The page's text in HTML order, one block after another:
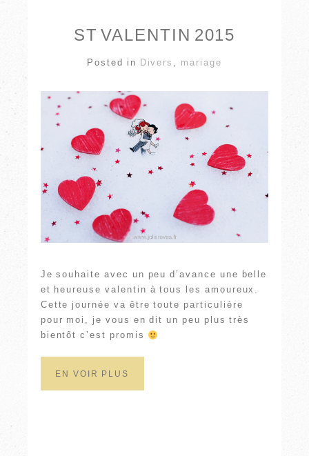
ST VALENTIN 2015
Posted in Divers mariage
Je souhaite avec un peu d’avance une belle
et heureuse valentin à tous les amoureux.
Cette journée va être toute particulière
pour moi, je vous en dit un peu plus très
bientôt c’est promis
EN VOIR PLUS